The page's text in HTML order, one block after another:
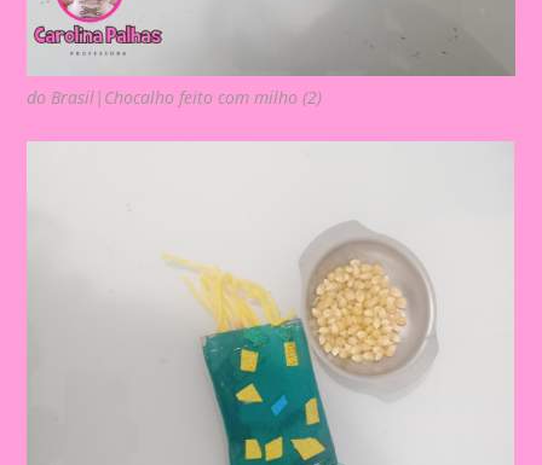
do Brasil|Chocalho feito com milho (2)